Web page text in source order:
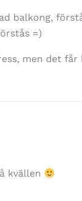
balkong,
=)
men det
kvällen